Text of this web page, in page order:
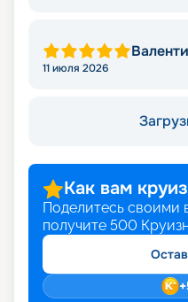
11 июля 2026
Как вам
Поделитесь своими
получите 500
+